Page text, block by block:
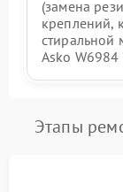
(замена
креплений,
Asko W6984
Этапы